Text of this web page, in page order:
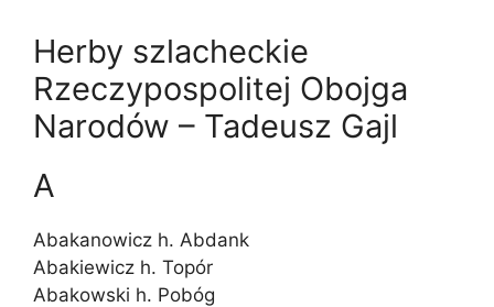
Herby szlacheckie
Rzeczypospolitej Obojga
Narodów – Tadeusz Gajl
A
Abakanowicz h. Abdank
Abakiewicz h. Topór
Abakowski h. Pobóg